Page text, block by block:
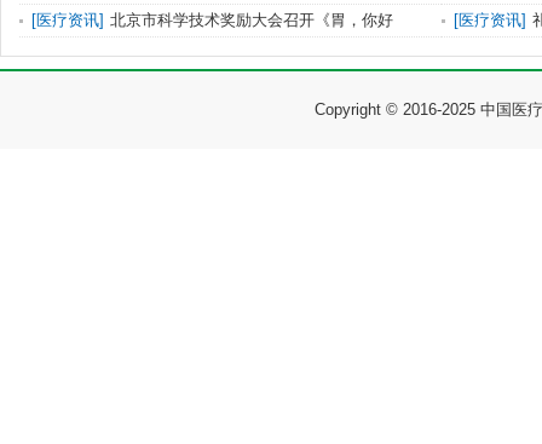
[医疗资讯] 北京市科学技术奖励大会召开《胃，你好 [医疗资讯]
Copyright © 2016-2025 中国医